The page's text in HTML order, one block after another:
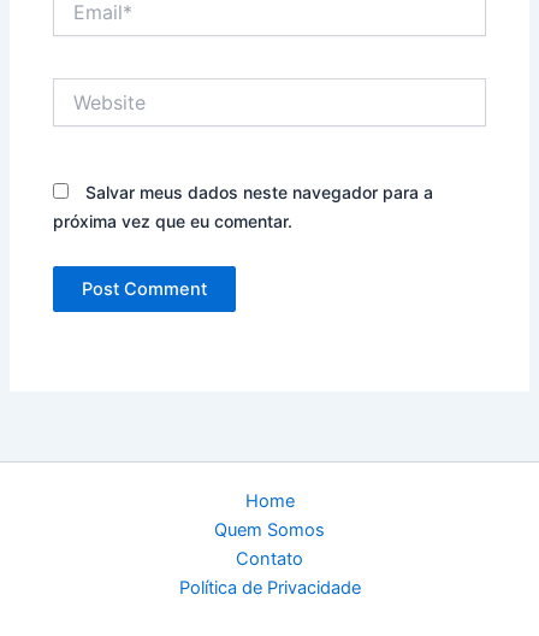
Salvar meus dados neste navegador para a
próxima vez que eu comentar.
Home
Quem Somos
Contato
Política de Privacidade